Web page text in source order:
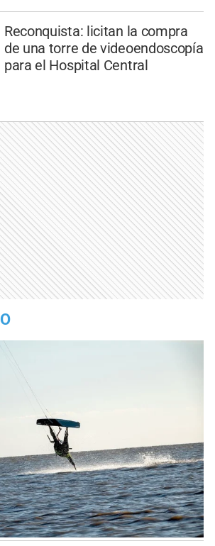
Reconquista: licitan la compra
de una torre de videoendoscopía
para el Hospital Central